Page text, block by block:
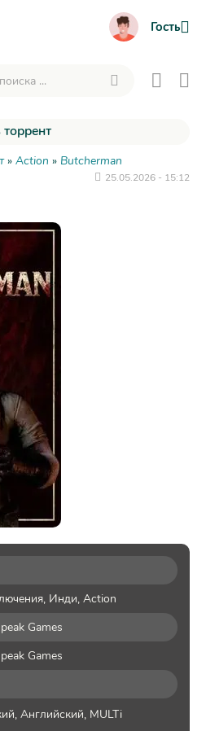
Гость
» Action » Butcherman
25.05.2026 - 15:12
, Инди, Action
Games
Games
Английский, MULTi